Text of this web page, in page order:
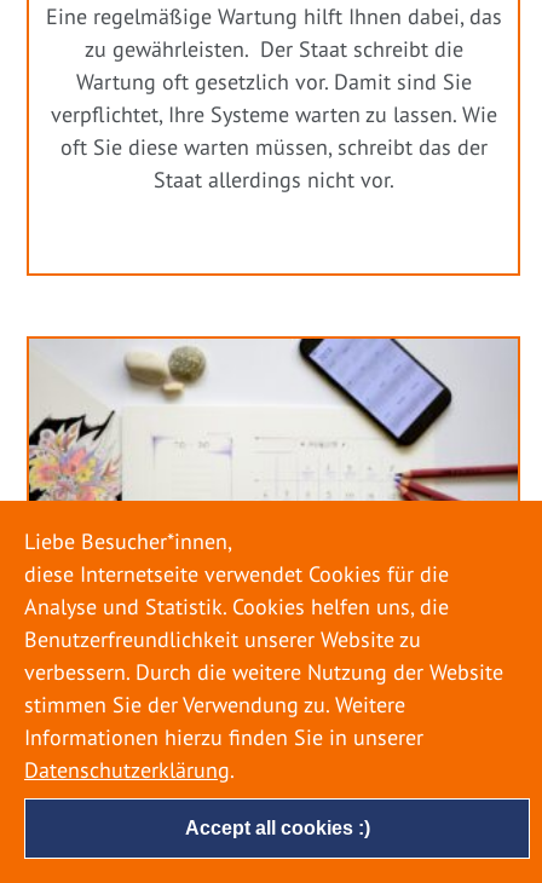
Eine regelmäßige Wartung hilft Ihnen dabei, das
zu gewährleisten. Der Staat schreibt die
Wartung oft gesetzlich vor. Damit sind Sie
verpflichtet, Ihre Systeme warten zu lassen. Wie
oft Sie diese warten müssen, schreibt das der
Staat allerdings nicht vor.
URLAUB RICHTIG PLANEN – ROHRBRUCH
VERHINDERN
18. MAI 2022
Accept all cookies :)
Liebe Besucher*innen,
diese Internetseite verwendet Cookies für die
Analyse und Statistik. Cookies helfen uns, die
Benutzerfreundlichkeit unserer Website zu
verbessern. Durch die weitere Nutzung der Website
stimmen Sie der Verwendung zu. Weitere
Informationen hierzu finden Sie in unserer
Datenschutzerklärung.